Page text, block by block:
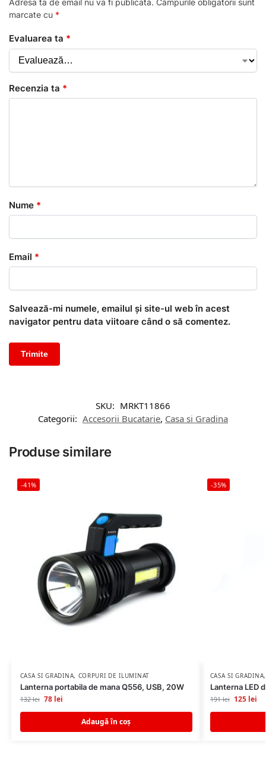
marcate cu *
Evaluarea ta *
Recenzia ta *
Nume *
Email *
Salvează-mi numele, emailul și site-ul web în acest
navigator pentru data viitoare când o să comentez.
SKU: MRKT11866
Categorii: Accesorii Bucatarie, Casa si Gradina
Produse similare
-41%
CASA SI GRADINA, CORPURI DE ILUMINAT
Lanterna portabila de mana Q556, USB, 20W
132lei 78 lei
Adaugă în coș
-35%
CASA SI GRADINA
Lanterna LED
191lei 125 lei